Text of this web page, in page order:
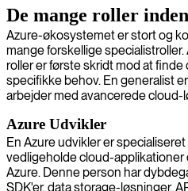
De mange roller
Azure-økosystemet er stort og
mange forskellige
roller er første skridt mod at
specifikke behov. En generalist
arbejder med avancerede cloud-
Azure Udvikler
En Azure udvikler er
vedligeholde cloud-
Azure. Denne person har
SDK'er, data storage-løsninger,